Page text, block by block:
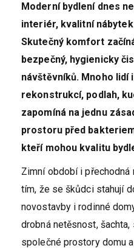
Moderní bydlení dnes
interiér, kvalitní
Skutečný komfort
bezpečný, hygienicky
návštěvníků. Mnoho
rekonstrukcí, podlah,
zapomíná na jednu
prostoru před
kteří mohou kvalitu
Zimní období i
tím, že se škůdci stahují
novostavby i rodinné
drobná netěsnost,
společné prostory domu